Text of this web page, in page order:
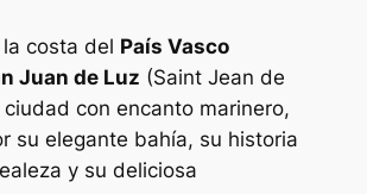
costa del País Vasco
Juan de Luz (Saint Jean de
con encanto marinero,
su elegante bahía, su historia
y su deliciosa